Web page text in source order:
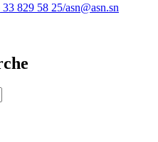
829 58 25/asn@asn.sn